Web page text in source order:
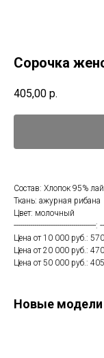
Сорочка
405,00 р.
Состав: Хлопок 95%
Ткань: ажурная рибана
Цвет: молочный
----------------------------------------:
Цена от 10 000 руб.:
Цена от 20 000 руб.:
Цена от 50 000 руб.:
Новые модели